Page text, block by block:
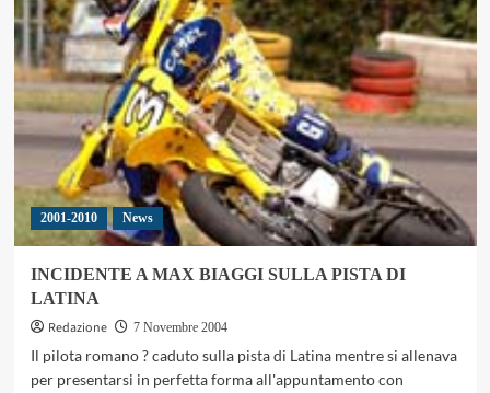
LA
CAMPANIA
CONTINUA
AD
ESSERE
VESSATA
2001-2010 News
INCIDENTE A MAX BIAGGI SULLA PISTA DI
LATINA
Redazione
7 Novembre 2004
Il pilota romano ? caduto sulla pista di Latina mentre si allenava
per presentarsi in perfetta forma all'appuntamento con